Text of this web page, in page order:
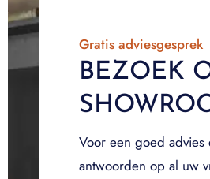
Gratis adviesgesprek
BEZOEK
Voor een goed advies
antwoorden op al uw